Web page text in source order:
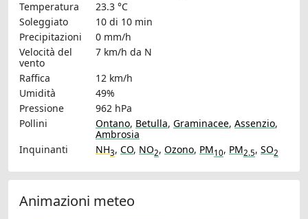
Temperatura
23.3 °C
Soleggiato
10 di 10 min
Precipitazioni
0 mm/h
Velocità del
vento
7 km/h da N
Raffica
12 km/h
Umidità
49%
Pressione
962 hPa
Pollini
Ontano, Betulla, Graminacee, Assenzio,
Ambrosia
Inquinanti
NH3, CO, NO2, Ozono, PM10, PM2.5, SO2
Animazioni meteo